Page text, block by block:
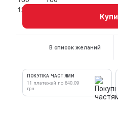
В список желаний
ПОКУПКА ЧАСТЯМИ
11 платежей по 640.09
грн